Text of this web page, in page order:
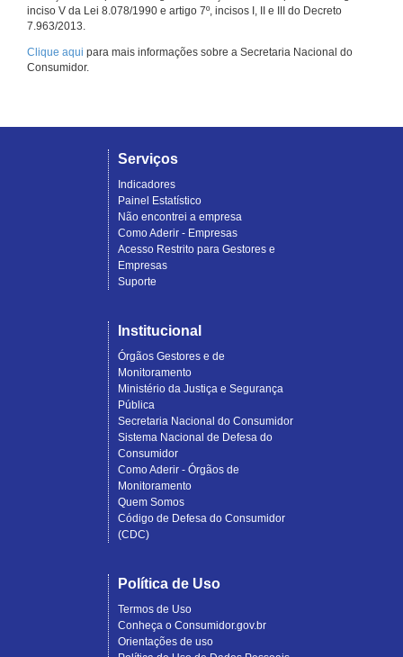
inciso V da Lei 8.078/1990 e artigo 7º, incisos I, II e III do Decreto
7.963/2013.
Clique aqui para mais informações sobre a Secretaria Nacional do
Consumidor.
Serviços
Indicadores
Painel Estatístico
Não encontrei a empresa
Como Aderir - Empresas
Acesso Restrito para Gestores e
Empresas
Suporte
Institucional
Órgãos Gestores e de
Monitoramento
Ministério da Justiça e Segurança
Pública
Secretaria Nacional do Consumidor
Sistema Nacional de Defesa do
Consumidor
Como Aderir - Órgãos de
Monitoramento
Quem Somos
Código de Defesa do Consumidor
(CDC)
Política de Uso
Termos de Uso
Conheça o Consumidor.gov.br
Orientações de uso